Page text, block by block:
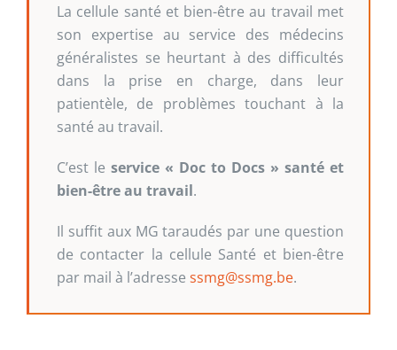
La cellule santé et bien-être au travail met
son expertise au service des médecins
généralistes se heurtant à des difficultés
dans la prise en charge, dans leur
patientèle, de problèmes touchant à la
santé au travail.
C’est le service « Doc to Docs » santé et
bien-être au travail.
Il suffit aux MG taraudés par une question
de contacter la cellule Santé et bien-être
par mail à l’adresse ssmg@ssmg.be.